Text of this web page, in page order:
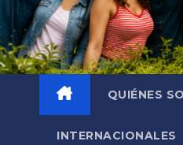
QUIÉNES
INTERNACIONALES